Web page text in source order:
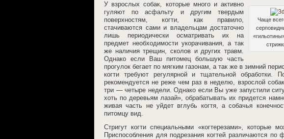
Чаще
У взрослых собак, которые много и активно
гуляют по асфальту и другим твердым
поверхностям, когти, как правило,
стачиваются сами и владельцам достаточно
лишь периодически осматривать их на
предмет необходимости укорачивания, а так
же наличия трещин, сколов и других травм.
Однако если Ваш питомец большую часть
прогулок бегает по мягким газонам, а так же в зимний
когти требуют регулярной и тщательной обработки.
рекомендуется не реже чем раз в неделю, взрослой
три — четыре недели. Однако если Вы уже запустили
хоть по деревьям лазай», обрабатывать их придется
живая часть не уйдет вглубь когтя, а собачья
питомцу вид.
Стригут когти специальными «когтерезами», которые
Приспособления для подрезания когтей различаются